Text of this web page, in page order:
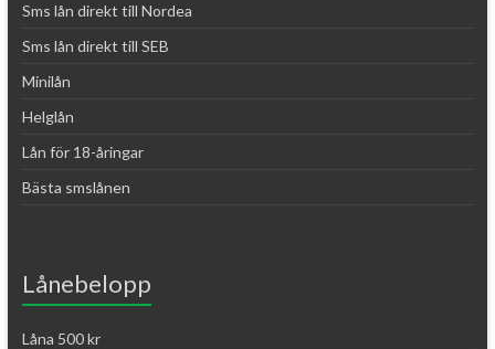
Sms lån direkt till Nordea
Sms lån direkt till SEB
Minilån
Helglån
Lån för 18-åringar
Bästa smslånen
Lånebelopp
Låna 500 kr